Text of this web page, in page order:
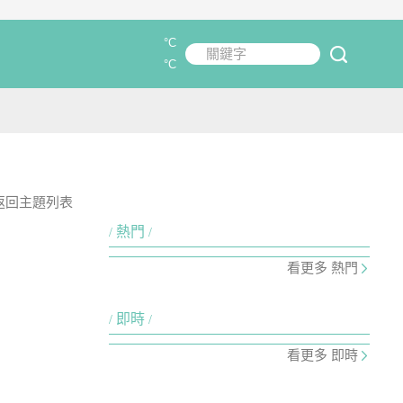
關鍵字
°C
°C
回主題列表
熱門
看更多 熱門
即時
看更多 即時